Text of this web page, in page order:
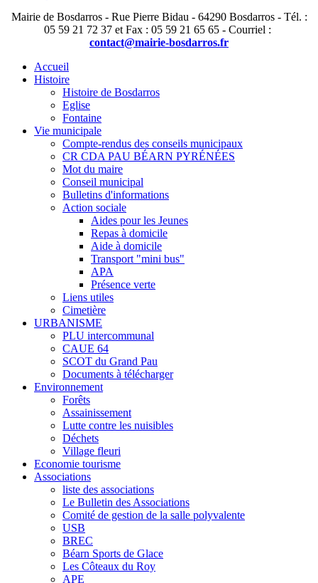
Mairie de Bosdarros - Rue Pierre Bidau - 64290 Bosdarros - Tél. :
05 59 21 72 37 et Fax : 05 59 21 65 65 - Courriel :
contact@mairie-bosdarros.fr
Accueil
Histoire
Histoire de Bosdarros
Eglise
Fontaine
Vie municipale
Compte-rendus des conseils municipaux
CR CDA PAU BÉARN PYRÉNÉES
Mot du maire
Conseil municipal
Bulletins d'informations
Action sociale
Aides pour les Jeunes
Repas à domicile
Aide à domicile
Transport "mini bus"
APA
Présence verte
Liens utiles
Cimetière
URBANISME
PLU intercommunal
CAUE 64
SCOT du Grand Pau
Documents à télécharger
Environnement
Forêts
Assainissement
Lutte contre les nuisibles
Déchets
Village fleuri
Economie tourisme
Associations
liste des associations
Le Bulletin des Associations
Comité de gestion de la salle polyvalente
USB
BREC
Béarn Sports de Glace
Les Côteaux du Roy
APE